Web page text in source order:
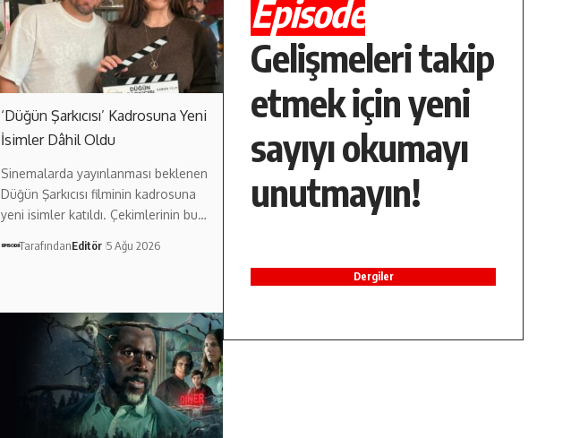
‘Düğün Şarkıcısı’ Kadrosuna Yeni
İsimler Dâhil Oldu
Sinemalarda yayınlanması beklenen
Düğün Şarkıcısı filminin kadrosuna
yeni isimler katıldı. Çekimlerinin bu…
TarafındanEditör 5 Ağu 2026
Episode
Gelişmeleri takip
etmek için yeni
sayıyı okumayı
unutmayın!
Dergiler